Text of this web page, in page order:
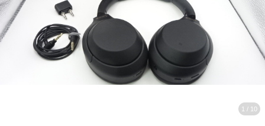
1 / 10